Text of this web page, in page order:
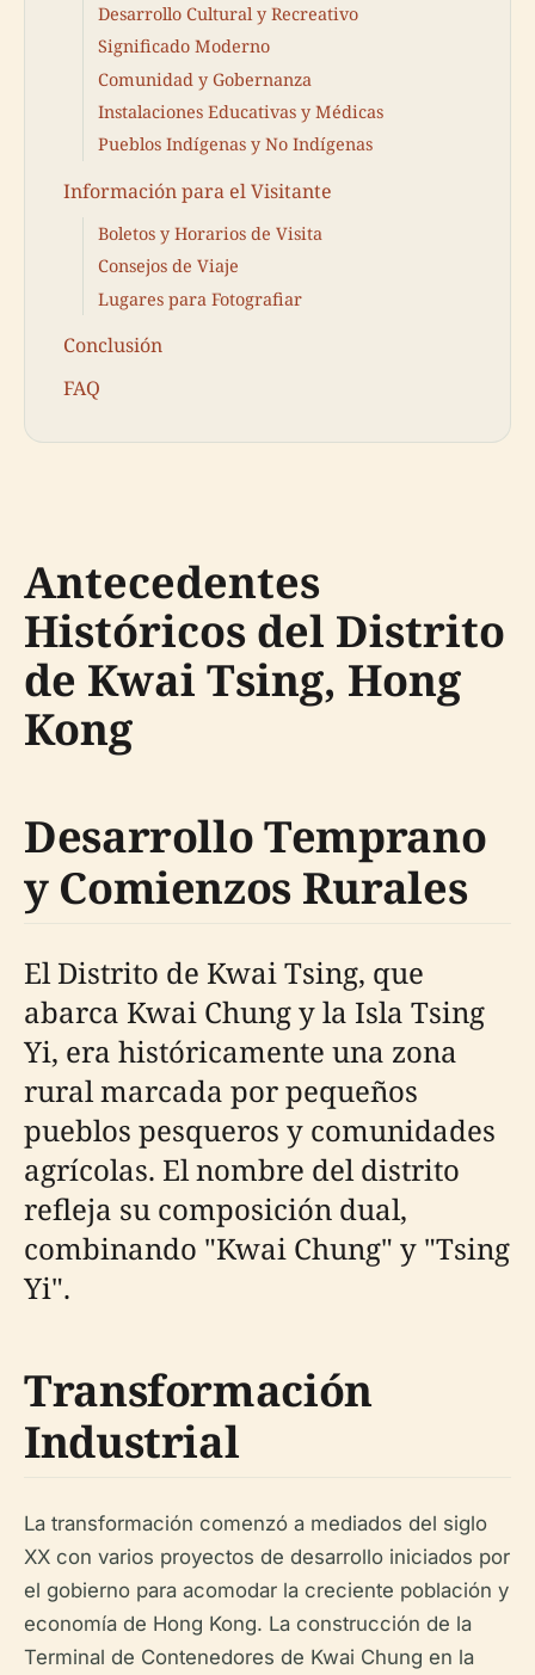
Desarrollo Cultural y Recreativo
Significado Moderno
Comunidad y Gobernanza
Instalaciones Educativas y Médicas
Pueblos Indígenas y No Indígenas
Información para el Visitante
Boletos y Horarios de Visita
Consejos de Viaje
Lugares para Fotografiar
Conclusión
FAQ
Antecedentes
Históricos del Distrito
de Kwai Tsing, Hong
Kong
Desarrollo Temprano
y Comienzos Rurales
El Distrito de Kwai Tsing, que
abarca Kwai Chung y la Isla Tsing
Yi, era históricamente una zona
rural marcada por pequeños
pueblos pesqueros y comunidades
agrícolas. El nombre del distrito
refleja su composición dual,
combinando "Kwai Chung" y "Tsing
Yi".
Transformación
Industrial
La transformación comenzó a mediados del siglo
XX con varios proyectos de desarrollo iniciados por
el gobierno para acomodar la creciente población y
economía de Hong Kong. La construcción de la
Terminal de Contenedores de Kwai Chung en la